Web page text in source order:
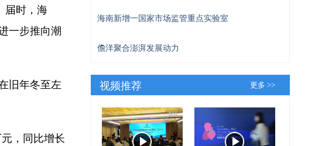
届时，海
一步推向潮
旧年冬至左
，同比增长
海南新增一国家市场监管重点实验室
儋洋聚合澎湃发展动力
视频推荐 更多 >>